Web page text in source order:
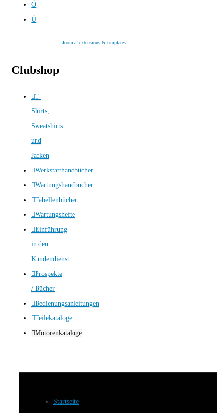
Ö
Ü
Joomla! extensions & templates
Clubshop
T-
Shirts,
Sweatshirts
und
Jacken
Werkstatthandbücher
Wartungshandbücher
Tabellenbücher
Wartungshefte
Einführung
in den
Kundendienst
Prospekte
/ Bücher
Bedienungsanleitungen
Teilekataloge
Motorenkataloge
Startseite